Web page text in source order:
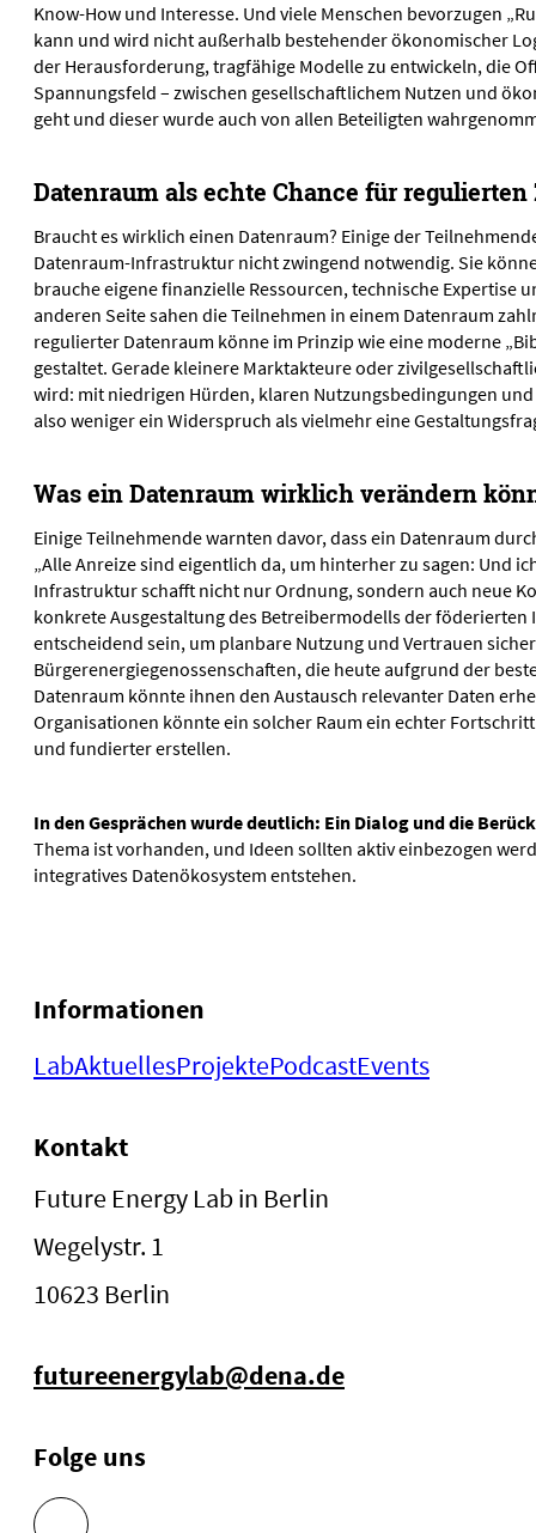
Know-How und Interesse. Und viele Menschen bevorzugen
kann und wird nicht außerhalb bestehender ökonomischer
der Herausforderung, tragfähige Modelle zu entwickeln, die
Spannungsfeld – zwischen gesellschaftlichem Nutzen und
geht und dieser wurde auch von allen Beteiligten
Datenraum als echte Chance für regulierten
Braucht es wirklich einen Datenraum? Einige der
Datenraum-Infrastruktur nicht zwingend notwendig. Sie
brauche eigene finanzielle Ressourcen, technische Expertise
anderen Seite sahen die Teilnehmen in einem Datenraum
regulierter Datenraum könne im Prinzip wie eine moderne
gestaltet. Gerade kleinere Marktakteure oder
wird: mit niedrigen Hürden, klaren Nutzungsbedingungen
also weniger ein Widerspruch als vielmehr eine
Was ein Datenraum wirklich verändern
Einige Teilnehmende warnten davor, dass ein Datenraum
„Alle Anreize sind eigentlich da, um hinterher zu sagen: Und
Infrastruktur schafft nicht nur Ordnung, sondern auch neue
konkrete Ausgestaltung des Betreibermodells der
entscheidend sein, um planbare Nutzung und Vertrauen
Bürgerenergiegenossenschaften, die heute aufgrund der
Datenraum könnte ihnen den Austausch relevanter Daten
Organisationen könnte ein solcher Raum ein echter
und fundierter erstellen.
In den Gesprächen wurde deutlich: Ein Dialog und die
Thema ist vorhanden, und Ideen sollten aktiv einbezogen
integratives Datenökosystem entstehen.
Informationen
LabAktuellesProjektePodcastEvents
Kontakt
Future Energy Lab in Berlin
Wegelystr. 1
10623 Berlin
futureenergylab@dena.de
Folge uns